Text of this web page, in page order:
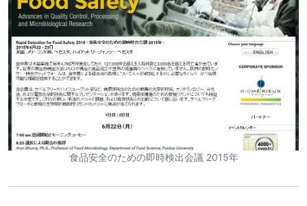
食品安全のための即時検出会議 2015年